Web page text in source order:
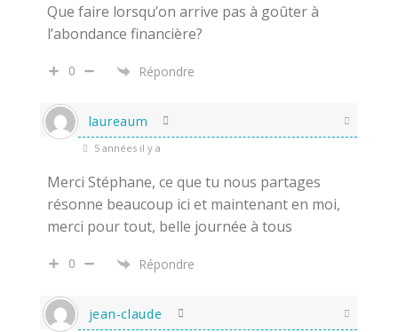
Que faire lorsqu’on arrive pas à goûter à
l’abondance financière?
0 Répondre
laureaum
5 années il y a
Merci Stéphane, ce que tu nous partages
résonne beaucoup ici et maintenant en moi,
merci pour tout, belle journée à tous
0 Répondre
jean-claude